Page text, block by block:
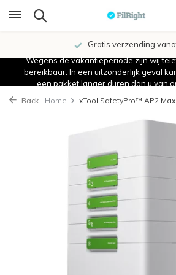
Gratis verzending
Wegens de vakantieperiode zijn wij
bereikbaar. In een uitzonderlijk geval
een pakket langer duren dan u van
Back Home xTool SafetyPro™ AP2 Max